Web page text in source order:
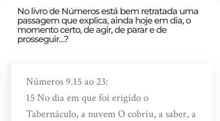
Qual
é
a
prioridade?
No livro de Números está bem retratada uma
passagem que explica, ainda hoje em dia, o
momento certo, de agir, de parar e de
prosseguir…?
Números 9.15 ao 23:
15 No dia em que foi erigido o
Tabernáculo, a nuvem O cobriu, a saber, a